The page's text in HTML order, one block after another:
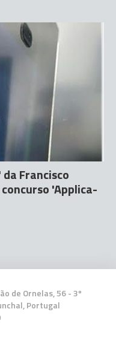
Francisco
'Applica-
de Ornelas, 56 - 3º
Portugal